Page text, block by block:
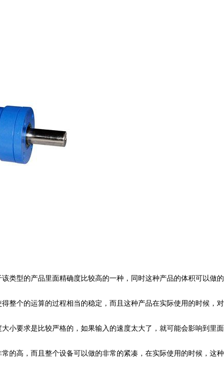
类型的产品里面精确度比较高的一种，同时这种产品的体积可以做
整个的运算的过程相当的稳定，而且这种产品在实际使用的时候，
要求是比较严格的，如果输入的速度太大了，就可能会影响到里面
的高，而且整个设备可以做的非常的紧凑，在实际使用的时候，这